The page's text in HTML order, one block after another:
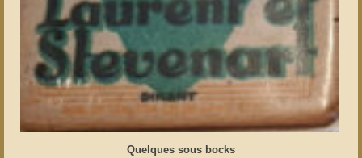
Quelques sous bocks